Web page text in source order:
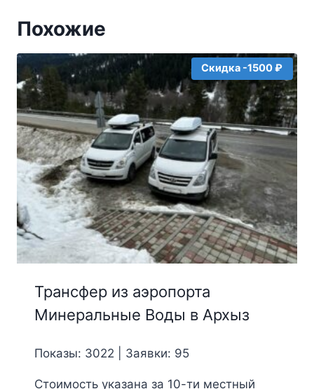
Похожие
Скидка -1500 ₽
Трансфер из аэропорта
Минеральные Воды в Архыз
Показы: 3022 | Заявки: 95
Стоимость указана за 10-ти местный